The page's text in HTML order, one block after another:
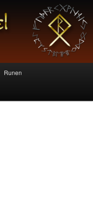
Runen